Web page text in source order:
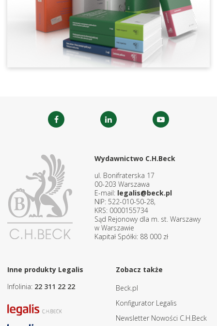
Wydawnictwo C.H.Beck
ul. Bonifraterska 17
00-203 Warszawa
E-mail: legalis@beck.pl
NIP: 522-010-50-28,
KRS: 0000155734
Sąd Rejonowy dla m. st. Warszawy
w Warszawie
Kapitał Spółki: 88 000 zł
Inne produkty Legalis
Infolinia: 22 311 22 22
Zobacz także
Beck.pl
Konfigurator Legalis
Newsletter Nowości C.H.Beck